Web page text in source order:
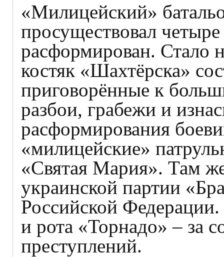
«Милицейский»
просуществовал
расформирован. Стало
костяк «Шахтёрска»
приговорённые к
разбои, грабежи и
расформирования
«милицейские»
«Святая Мария». Там
украинской партии
Российской
и рота «Торнадо» – за
преступлений.